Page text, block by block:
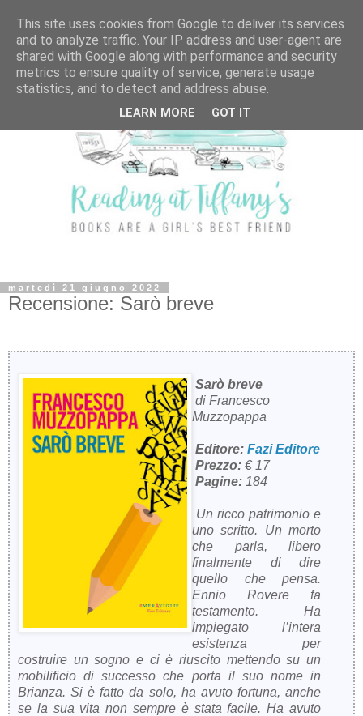
martedì 21 giugno 2022
Recensione: Sarò breve
Sarò breve
di Francesco
Muzzopappa
Editore:Fazi Editore
Prezzo: € 17
Pagine: 184
Un ricco patrimonio e
uno scritto. Un morto
che parla, libero
finalmente di dire
quello che pensa.
Ennio Rovere fa
testamento. Ha
impiegato l’intera
esistenza per
costruire un sogno e ci è riuscito mettendo su un
mobilificio di successo che porta il suo nome in
Brianza. Si è fatto da solo, ha avuto fortuna, anche
se la sua vita non sempre è stata facile. Ha avuto
This site uses cookies from Google to deliver its services
and to analyze traffic. Your IP address and user-agent are
shared with Google along with performance and security
metrics to ensure quality of service, generate usage
statistics, and to detect and address abuse.
LEARN MORE GOT IT